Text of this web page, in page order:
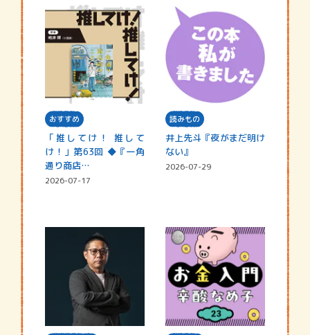
おすすめ
「推してけ！ 推して
け！」第63回 ◆『一角
通り商店…
2026-07-17
読みもの
井上先斗『夜がまだ明け
ない』
2026-07-29